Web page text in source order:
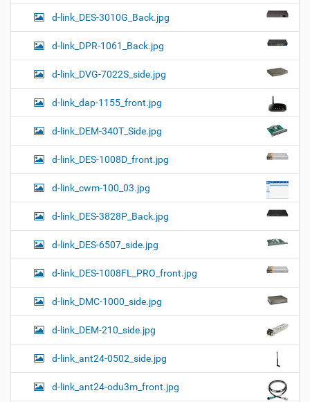
d-link_DES-3010G_Back.jpg
d-link_DPR-1061_Back.jpg
d-link_DVG-7022S_side.jpg
d-link_dap-1155_front.jpg
d-link_DEM-340T_Side.jpg
d-link_DES-1008D_front.jpg
d-link_cwm-100_03.jpg
d-link_DES-3828P_Back.jpg
d-link_DES-6507_side.jpg
d-link_DES-1008FL_PRO_front.jpg
d-link_DMC-1000_side.jpg
d-link_DEM-210_side.jpg
d-link_ant24-0502_side.jpg
d-link_ant24-odu3m_front.jpg